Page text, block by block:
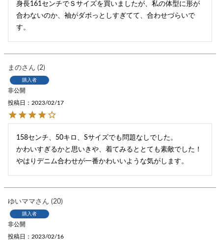
身長161センチでＳサイズを買いましたが、私の体型に形が
合わないのか、袖がダボっとしすぎてて、合わせづらいで
す。
まの 2
購入者
非公開
投稿日 2023/02/17
158センチ、50キロ、Sサイズでも問題なしでした。
かわいすぎるかと思いきや、着てみるととても素敵でした！
やはりデニム合わせが一番かわいいような気がします。
ゆいママ 20
購入者
非公開
投稿日 2023/02/16